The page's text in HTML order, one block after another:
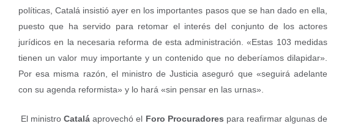
políticas, Catalá insistió ayer en los importantes pasos que se han dado en ella,
puesto que ha servido para retomar el interés del conjunto de los actores
jurídicos en la necesaria reforma de esta administración. «Estas 103 medidas
tienen un valor muy importante y un contenido que no deberíamos dilapidar».
Por esa misma razón, el ministro de Justicia aseguró que «seguirá adelante
con su agenda reformista» y lo hará «sin pensar en las urnas».
El ministroCataláaprovechó el Foro Procuradores para reafirmar algunas de